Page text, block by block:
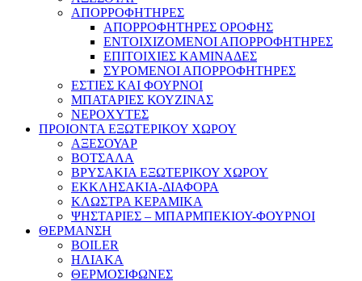
ΑΠΟΡΡΟΦΗΤΗΡΕΣ
ΑΠΟΡΡΟΦΗΤΗΡΕΣ ΟΡΟΦΗΣ
ΕΝΤΟΙΧΙΖΟΜΕΝΟΙ ΑΠΟΡΡΟΦΗΤΗΡΕΣ
ΕΠΙΤΟΙΧΙΕΣ ΚΑΜΙΝΑΔΕΣ
ΣΥΡΟΜΕΝΟΙ ΑΠΟΡΡΟΦΗΤΗΡΕΣ
ΕΣΤΙΕΣ ΚΑΙ ΦΟΥΡΝΟΙ
ΜΠΑΤΑΡΙΕΣ ΚΟΥΖΙΝΑΣ
ΝΕΡΟΧΥΤΕΣ
ΠΡΟΙΟΝΤΑ ΕΞΩΤΕΡΙΚΟΥ ΧΩΡΟΥ
ΑΞΕΣΟΥΑΡ
ΒΟΤΣΑΛΑ
ΒΡΥΣΑΚΙΑ ΕΞΩΤΕΡΙΚΟΥ ΧΩΡΟΥ
ΕΚΚΛΗΣΑΚΙΑ-ΔΙΑΦΟΡΑ
ΚΛΩΣΤΡΑ ΚΕΡΑΜΙΚΑ
ΨΗΣΤΑΡΙΕΣ – ΜΠΑΡΜΠΕΚΙΟΥ-ΦΟΥΡΝΟΙ
ΘΕΡΜΑΝΣΗ
BOILER
ΗΛΙΑΚΑ
ΘΕΡΜΟΣΙΦΩΝΕΣ